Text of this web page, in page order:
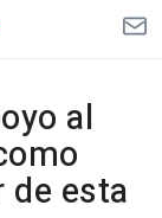
al
de esta